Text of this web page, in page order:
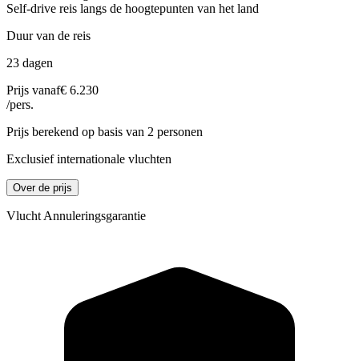
Self-drive reis langs de hoogtepunten van het land
Duur van de reis
23 dagen
Prijs vanaf€ 6.230
/pers.
Prijs berekend op basis van 2 personen
Exclusief internationale vluchten
Over de prijs
Vlucht Annuleringsgarantie